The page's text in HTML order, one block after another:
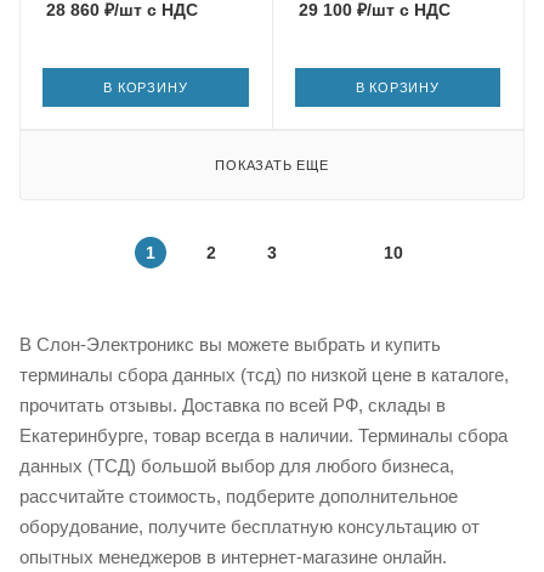
28 860 ₽/шт с НДС
В КОРЗИНУ
29 100₽/штс НДС
В КОРЗИНУ
ПОКАЗАТЬ ЕЩЕ
1 2 3 10
В Слон-Электроникс вы можете выбрать и купить
терминалы сбора данных (тсд) по низкой цене в каталоге,
прочитать отзывы. Доставка по всей РФ, склады в
Екатеринбурге, товар всегда в наличии. Терминалы сбора
данных (ТСД) большой выбор для любого бизнеса,
рассчитайте стоимость, подберите дополнительное
оборудование, получите бесплатную консультацию от
опытных менеджеров в интернет-магазине онлайн.